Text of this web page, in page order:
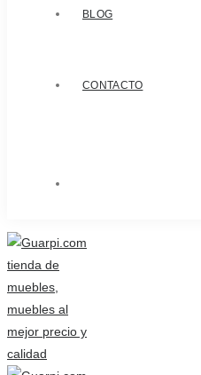
BLOG
CONTACTO